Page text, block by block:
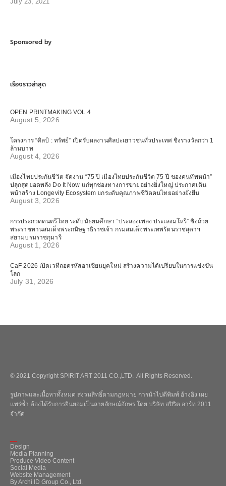
Sponsored by
เรื่องราวล่าสุด
OPEN PRINTMAKING VOL.4
August 5, 2026
โครงการ “ศิลป์ : ทรัพย์” เปิดรับผลงานศิลปะเยาวชนทั่วประเทศ ชิงรางวัลกว่า 1
ล้านบาท
August 4, 2026
เมืองไทยประกันชีวิต จัดงาน “75 ปี เมืองไทยประกันชีวิต 75 ปี ของคนทัพหน้า”
ปลุกสุดยอดพลัง Do It Now แก่ทุกช่องทางการขายอย่างยิ่งใหญ่ ประกาศเดิน
หน้าสร้าง Longevity Ecosystem ยกระดับคุณภาพชีวิตคนไทยอย่างยั่งยืน
August 3, 2026
การประกวดดนตรีไทย ระดับมัธยมศึกษา “ประลองเพลง ประเลงมโหรี” ชิงถ้วย
พระราชทานสมเด็จพระกนิษฐาธิราชเจ้า กรมสมเด็จพระเทพรัตนราชสุดาฯ
สยามบรมราชกุมารี
August 1, 2026
CaF 2026 เปิดเวทีถอดรหัสอาเซียนยุคใหม่ สร้างความได้เปรียบในการแข่งขัน
โลก
July 31, 2026
© 2021 Copyright SPIRIT ART 2011 CO.,LTD. All Rights Reserved.
รูปภาพและเนื้อหาทั้งหมด สงวนสิทธิ์ตามกฎหมาย การนำไปตีพิมพ์ อ้างอิง เผย
แพร่ซ้ำ ต้องได้รับการยินยอมเป็นลายลักษณ์อักษร โดย บริษัท สปิริต อาร์ท 2011
จำกัด
Design
Media Planning
Produce Video Content
Social Media
Website Management
By Archi ID Group Co., Ltd.